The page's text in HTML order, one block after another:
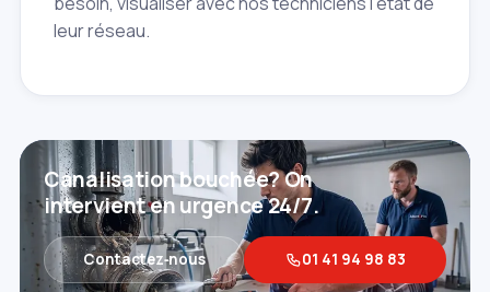
leur réseau.
Canalisation bouchée? On
intervient en urgence 24/7.
Contactez‑nous 01 41 94 98 83